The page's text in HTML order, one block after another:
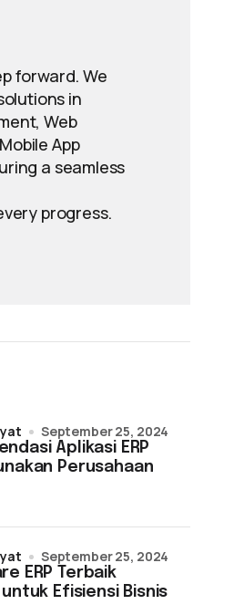
forward. We
in
Web
App
a seamless
progress.
Aplikasi ERP
Perusahaan
September 25, 2024
ERP Terbaik
untuk Efisiensi Bisnis
September 25, 2024